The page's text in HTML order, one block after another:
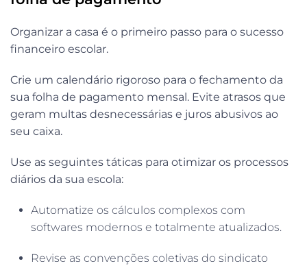
Organizar a casa é o primeiro passo para o sucesso
financeiro escolar.
Crie um calendário rigoroso para o fechamento da
sua folha de pagamento mensal. Evite atrasos que
geram multas desnecessárias e juros abusivos ao
seu caixa.
Use as seguintes táticas para otimizar os processos
diários da sua escola:
Automatize os cálculos complexos com
softwares modernos e totalmente atualizados.
Revise as convenções coletivas do sindicato